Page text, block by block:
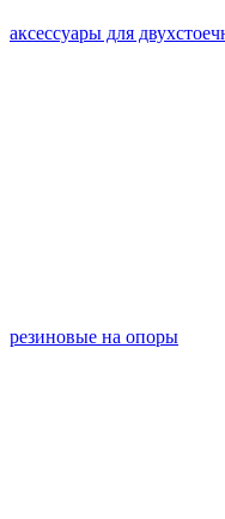
аксессуары для
резиновые на опоры